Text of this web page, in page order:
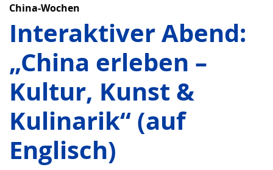
China-Wochen
Interaktiver Abend:
„China erleben –
Kultur, Kunst &
Kulinarik“ (auf
Englisch)